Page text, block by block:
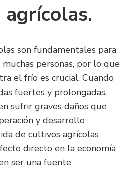
son fundamentales para
personas, por lo que
el frío es crucial. Cuando
fuertes y prolongadas,
sufrir graves daños que
y desarrollo
de cultivos agrícolas
directo en la economía
ser una fuente